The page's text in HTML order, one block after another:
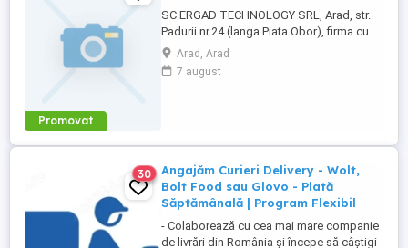
Promovat
SC ERGAD TECHNOLOGY SRL, Arad, str.
Padurii nr.24 (langa Piata Obor), firma cu
capital integral italian care activeaza in
domeniul industriei electronice angajeaza
MONTATORI SUBANSAMBLE SI
de lucru ...
Arad, Arad
7 august
30
Angajăm Curieri Delivery - Wolt,
Bolt Food sau Glovo - Plată
Săptămânală | Program Flexibil
- Colaborează cu cea mai mare companie
de livrări din România și începe să câștigi